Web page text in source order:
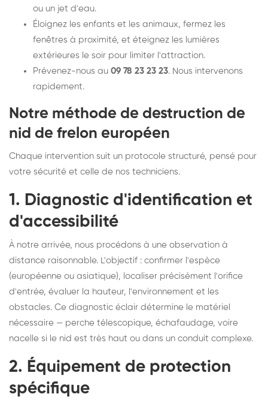
ou un jet d'eau.
Éloignez les enfants et les animaux, fermez les
fenêtres à proximité, et éteignez les lumières
extérieures le soir pour limiter l'attraction.
Prévenez-nous au 09 78 23 23 23. Nous intervenons
rapidement.
Notre méthode de destruction de
nid de frelon européen
Chaque intervention suit un protocole structuré, pensé pour
votre sécurité et celle de nos techniciens.
1. Diagnostic d'identification et
d'accessibilité
À notre arrivée, nous procédons à une observation à
distance raisonnable. L'objectif : confirmer l'espèce
(européenne ou asiatique), localiser précisément l'orifice
d'entrée, évaluer la hauteur, l'environnement et les
obstacles. Ce diagnostic éclair détermine le matériel
nécessaire — perche télescopique, échafaudage, voire
nacelle si le nid est très haut ou dans un conduit complexe.
2. Équipement de protection
spécifique